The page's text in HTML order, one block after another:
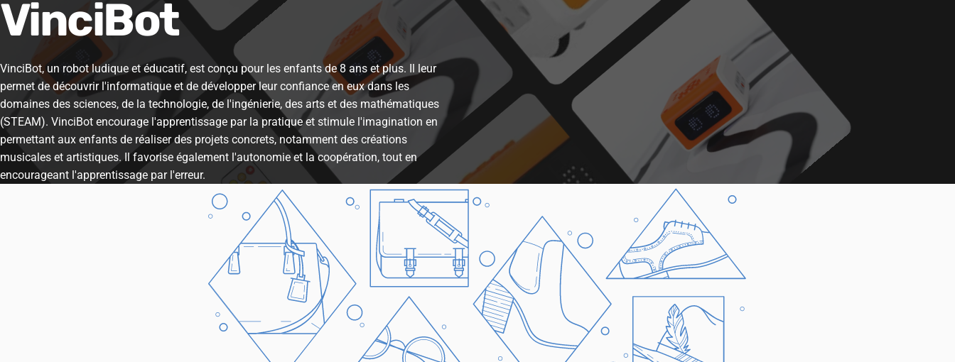
VinciBot
VinciBot, un robot ludique et éducatif, est conçu pour les enfants de 8 ans et plus. Il leur
permet de découvrir l'informatique et de développer leur confiance en eux dans les
domaines des sciences, de la technologie, de l'ingénierie, des arts et des mathématiques
(STEAM). VinciBot encourage l'apprentissage par la pratique et stimule l'imagination en
permettant aux enfants de réaliser des projets concrets, notamment des créations
musicales et artistiques. Il favorise également l'autonomie et la coopération, tout en
encourageant l'apprentissage par l'erreur.